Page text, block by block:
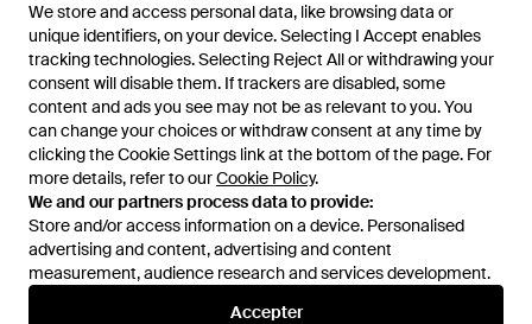
We store and access personal data, like browsing data or
unique identifiers, on your device. Selecting I Accept enables
tracking technologies. Selecting Reject All or withdrawing your
consent will disable them. If trackers are disabled, some
content and ads you see may not be as relevant to you. You
can change your choices or withdraw consent at any time by
clicking the Cookie Settings link at the bottom of the page. For
more details, refer to ourCookie Policy.
We and our partners process data to provide:
Store and/or access information on a device. Personalised
advertising and content, advertising and content
measurement, audience research and services development.
Accepter
We store and access personal data, like browsing data or
unique identifiers, on your device. Selecting I Accept enables
tracking technologies. Selecting Reject All or withdrawing your
consent will disable them. If trackers are disabled, some
content and ads you see may not be as relevant to you. You
can change your choices or withdraw consent at any time by
clicking the Cookie Settings link at the bottom of the page. For
more details, refer to ourCookie Policy.
We and our partners process data to provide:
Store and/or access information on a device. Personalised
advertising and content, advertising and content
measurement, audience research and services development.
Accepter
64,53 €
Mountain Warehouse
Pantalon Forest - Noir
DeSpartoo
64,08 €
Mountain Warehouse
Pantalon Forest - Noir
DeSpartoo